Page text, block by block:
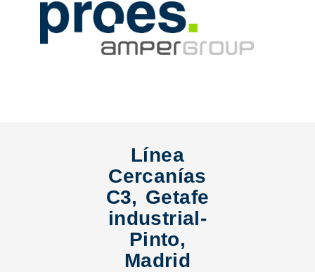
Línea
Cercanías
C3, Getafe
industrial-
Pinto,
Madrid